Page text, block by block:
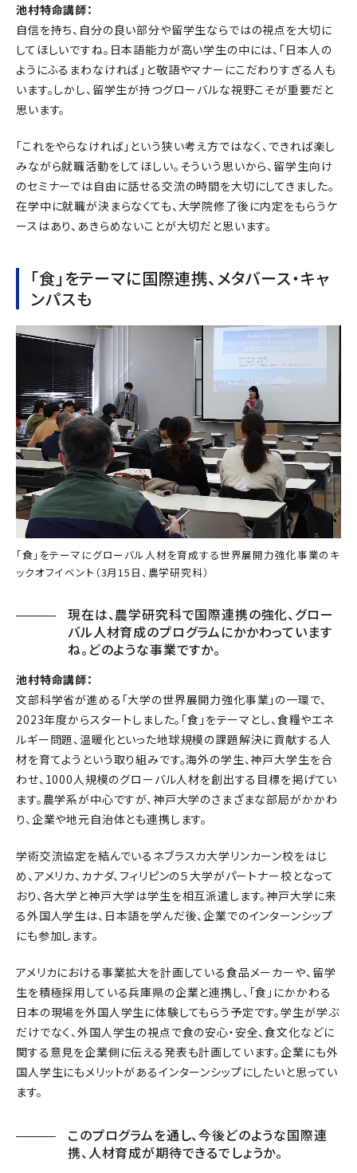
池村特命講師：
自信を持ち、自分の良い部分や留学生ならではの視点を大切に
してほしいですね。日本語能力が高い学生の中には、「日本人の
ようにふるまわなければ」と敬語やマナーにこだわりすぎる人も
います。しかし、留学生が持つグローバルな視野こそが重要だと
思います。
「これをやらなければ」という狭い考え方ではなく、できれば楽し
みながら就職活動をしてほしい。そういう思いから、留学生向け
のセミナーでは自由に話せる交流の時間を大切にしてきました。
在学中に就職が決まらなくても、大学院修了後に内定をもらうケ
ースはあり、あきらめないことが大切だと思います。
「食」をテーマに国際連携、メタバース・キャ
ンパスも
「食」をテーマにグローバル人材を育成する世界展開力強化事業のキ
ックオフイベント（3月15日、農学研究科）
現在は、農学研究科で国際連携の強化、グロー
バル人材育成のプログラムにかかわっています
ね。どのような事業ですか。
池村特命講師：
文部科学省が進める「大学の世界展開力強化事業」の一環で、
2023年度からスタートしました。「食」をテーマとし、食糧やエネ
ルギー問題、温暖化といった地球規模の課題解決に貢献する人
材を育てようという取り組みです。海外の学生、神戸大学生を合
わせ、1000人規模のグローバル人材を創出する目標を掲げてい
ます。農学系が中心ですが、神戸大学のさまざまな部局がかかわ
り、企業や地元自治体とも連携します。
学術交流協定を結んでいるネブラスカ大学リンカーン校をはじ
め、アメリカ、カナダ、フィリピンの５大学がパートナー校となって
おり、各大学と神戸大学は学生を相互派遣します。神戸大学に来
る外国人学生は、日本語を学んだ後、企業でのインターンシップ
にも参加します。
アメリカにおける事業拡大を計画している食品メーカーや、留学
生を積極採用している兵庫県の企業と連携し、「食」にかかわる
日本の現場を外国人学生に体験してもらう予定です。学生が学ぶ
だけでなく、外国人学生の視点で食の安心・安全、食文化などに
関する意見を企業側に伝える発表も計画しています。企業にも外
国人学生にもメリットがあるインターンシップにしたいと思ってい
ます。
このプログラムを通し、今後どのような国際連
携、人材育成が期待できるでしょうか。